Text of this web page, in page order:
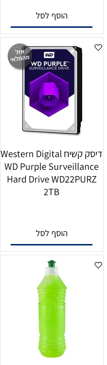
הוסף לסל
דיסק קשיח Western Digital
WD Purple Surveillance
Hard Drive WD22PURZ
2TB
הוסף לסל